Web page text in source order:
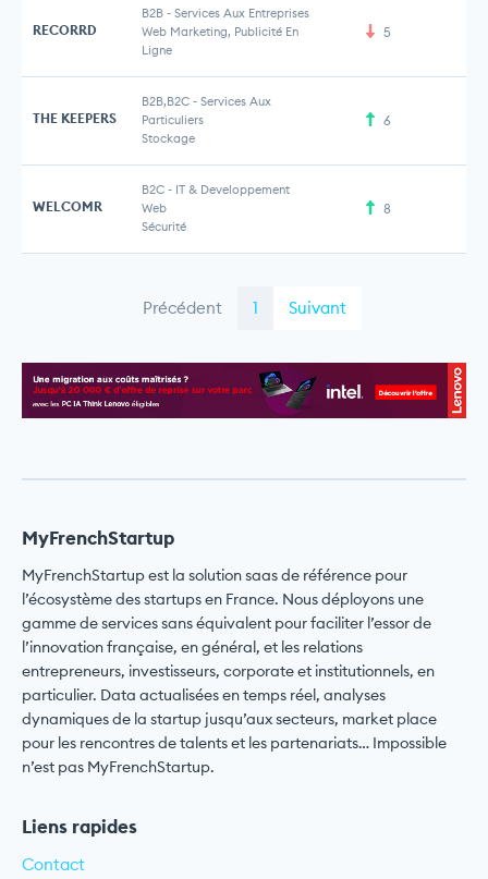
RECORRD
B2B - Services Aux Entreprises
Web Marketing, Publicité En
Ligne
5
THE KEEPERS
B2B,B2C - Services Aux
Particuliers
Stockage
6
WELCOMR
B2C - IT & Developpement
Web
Sécurité
8
Précédent 1 Suivant
MyFrenchStartup
MyFrenchStartup est la solution saas de référence pour
l’écosystème des startups en France. Nous déployons une
gamme de services sans équivalent pour faciliter l’essor de
l’innovation française, en général, et les relations
entrepreneurs, investisseurs, corporate et institutionnels, en
particulier. Data actualisées en temps réel, analyses
dynamiques de la startup jusqu’aux secteurs, market place
pour les rencontres de talents et les partenariats… Impossible
n’est pas MyFrenchStartup.
Liens rapides
Contact